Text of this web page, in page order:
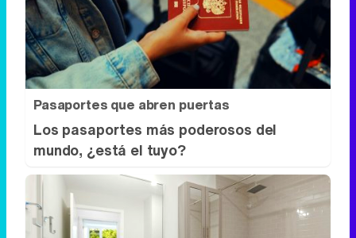
Pasaportes que abren puertas
Los pasaportes más poderosos del
mundo, ¿está el tuyo?